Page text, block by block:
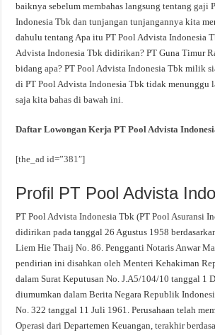
baiknya sebelum membahas langsung tentang gaji
Indonesia Tbk dan tunjangan tunjangannya kita
dahulu tentang Apa itu PT Pool Advista Indonesia
Advista Indonesia Tbk didirikan? PT Guna Timur
bidang apa? PT Pool Advista Indonesia Tbk milik
di PT Pool Advista Indonesia Tbk tidak menunggu
saja kita bahas di bawah ini.
Daftar Lowongan Kerja PT Pool Advista
[the_ad id=”381″]
Profil PT Pool Advista
PT Pool Advista Indonesia Tbk (PT Pool Asuransi
didirikan pada tanggal 26 Agustus 1958
Liem Hie Thaij No. 86. Pengganti Notaris Anwar
pendirian ini disahkan oleh Menteri Kehakiman
dalam Surat Keputusan No. J.A5/104/10 tanggal 1
diumumkan dalam Berita Negara Republik
No. 322 tanggal 11 Juli 1961. Perusahaan telah
Operasi dari Departemen Keuangan, terakhir